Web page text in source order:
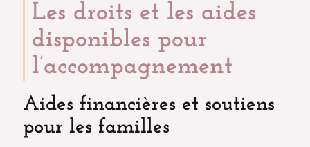
Les droits et les aides
disponibles pour
l’accompagnement
Aides financières et soutiens
pour les familles